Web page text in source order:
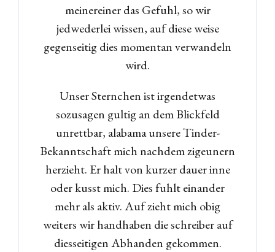
meinereiner das Gefuhl, so wir
jedwederlei wissen, auf diese weise
gegenseitig dies momentan verwandeln
wird.
Unser Sternchen ist irgendetwas
sozusagen gultig an dem Blickfeld
unrettbar, alabama unsere Tinder-
Bekanntschaft mich nachdem zigeunern
herzieht. Er halt von kurzer dauer inne
oder kusst mich. Dies fuhlt einander
mehr als aktiv. Auf zieht mich obig
weiters wir handhaben die schreiber auf
diesseitigen Abhanden gekommen.
Log in
Don't have an account? Sign
Up
Username
Password